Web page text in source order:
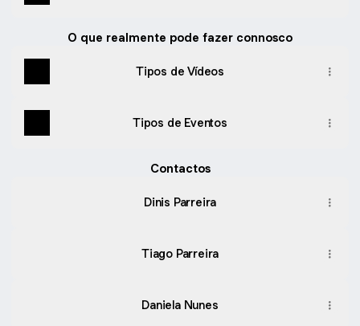
O que realmente pode fazer connosco
Tipos de Vídeos
Tipos de Eventos
Contactos
Dinis Parreira
Tiago Parreira
Daniela Nunes